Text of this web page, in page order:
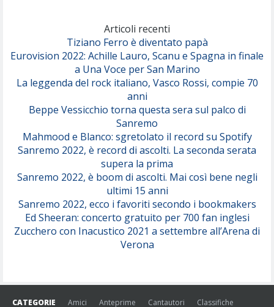
Serenamente
Articoli recenti
Tiziano Ferro è diventato papà
Eurovision 2022: Achille Lauro, Scanu e Spagna in finale
a Una Voce per San Marino
La leggenda del rock italiano, Vasco Rossi, compie 70
anni
Beppe Vessicchio torna questa sera sul palco di
Sanremo
Mahmood e Blanco: sgretolato il record su Spotify
Sanremo 2022, è record di ascolti. La seconda serata
supera la prima
Sanremo 2022, è boom di ascolti. Mai così bene negli
ultimi 15 anni
Sanremo 2022, ecco i favoriti secondo i bookmakers
Ed Sheeran: concerto gratuito per 700 fan inglesi
Zucchero con Inacustico 2021 a settembre all’Arena di
Verona
CATEGORIE Amici Anteprime Cantautori
Classifiche